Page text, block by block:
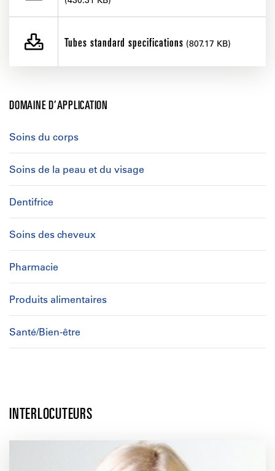
Tubes standard specifications (807.17 KB)
DOMAINE D’APPLICATION
Soins du corps
Soins de la peau et du visage
Dentifrice
Soins des cheveux
Pharmacie
Produits alimentaires
Santé/Bien-être
INTERLOCUTEURS